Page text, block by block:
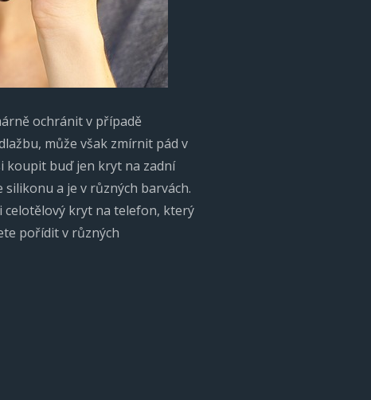
ochránit v případě
může však zmírnit pád v
koupit buď jen kryt na zadní
a je v různých barvách.
kryt na telefon, který
pořídit v různých